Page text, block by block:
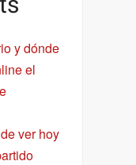
y dónde
el
ver hoy